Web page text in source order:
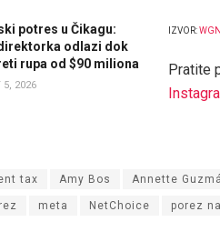
potres u Čikagu:
odlazi dok
rupa od $90 miliona
5, 2026
IZVOR:
Pratite
tax Amy Bos Annette
meta NetChoice porez